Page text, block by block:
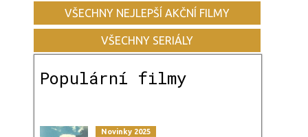
VŠECHNY NEJLEPŠÍ AKČNÍ FILMY
VŠECHNY SERIÁLY
Populární filmy
Novinky 2025